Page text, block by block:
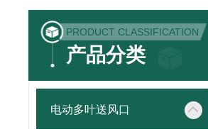
PRODUCT CLASSIFICATION
产品分类
电动多叶送风口